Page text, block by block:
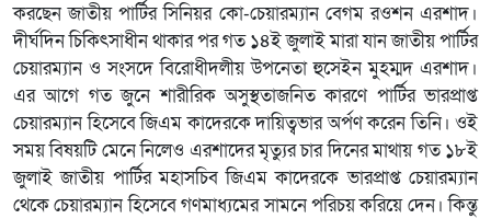
করছেন জাতীয় পার্টির সিনিয়র কো-চেয়ারম্যান বেগম রওশন এরশাদ।
দীর্ঘদিন চিকিৎসাধীন থাকার পর গত ১৪ই জুলাই মারা যান জাতীয় পার্টির
চেয়ারম্যান ও সংসদে বিরোধীদলীয় উপনেতা হুসেইন মুহম্মদ এরশাদ।
এর আগে গত জুনে শারীরিক অসুস্থতাজনিত কারণে পার্টির ভারপ্রাপ্ত
চেয়ারম্যান হিসেবে জিএম কাদেরকে দায়িত্বভার অর্পণ করেন তিনি। ওই
সময় বিষয়টি মেনে নিলেও এরশাদের মৃত্যুর চার দিনের মাথায় গত ১৮ই
জুলাই জাতীয় পার্টির মহাসচিব জিএম কাদেরকে ভারপ্রাপ্ত চেয়ারম্যান
থেকে চেয়ারম্যান হিসেবে গণমাধ্যমের সামনে পরিচয় করিয়ে দেন। কিন্তু